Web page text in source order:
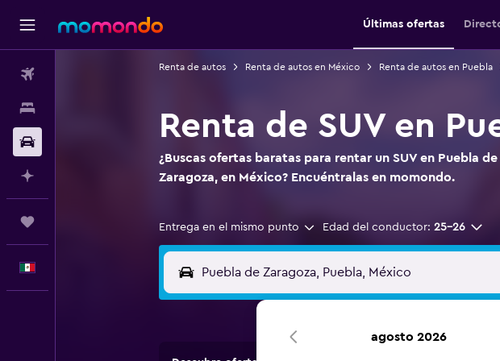
Últimas ofertas
Renta de autos Renta de autos en México Renta de autos en Puebla
Renta de SUV en
¿Buscas ofertas baratas para rentar un SUV en Puebla de
Zaragoza, en México? Encuéntralas en momondo.
Entrega en el mismo punto Edad del conductor: 25-26
agosto 2026